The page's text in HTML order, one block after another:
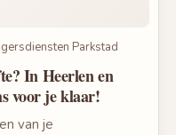
Parkstad
In Heerlen en
voor je klaar!
van je